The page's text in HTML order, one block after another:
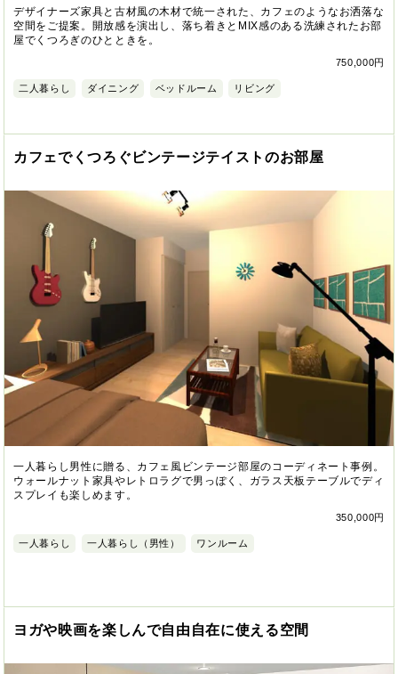
デザイナーズ家具と古材風の木材で統一された、カフェのようなお洒落な
空間をご提案。開放感を演出し、落ち着きとMIX感のある洗練されたお部
屋でくつろぎのひとときを。
750,000円
二人暮らし ダイニング ベッドルーム リビング
カフェでくつろぐビンテージテイストのお部屋
一人暮らし男性に贈る、カフェ風ビンテージ部屋のコーディネート事例。
ウォールナット家具やレトロラグで男っぽく、ガラス天板テーブルでディ
スプレイも楽しめます。
350,000円
一人暮らし 一人暮らし（男性） ワンルーム
ヨガや映画を楽しんで自由自在に使える空間